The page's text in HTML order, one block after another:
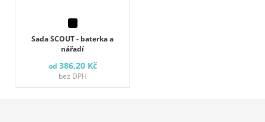
Sada SCOUT - baterka a
nářadí
od 386,20 Kč
bez DPH